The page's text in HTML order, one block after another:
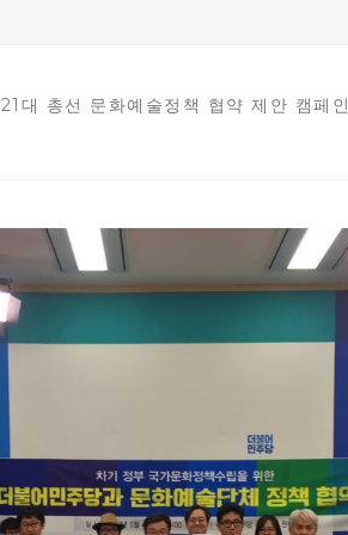
21대 총선 문화예술정책 협약 제안 캠페인